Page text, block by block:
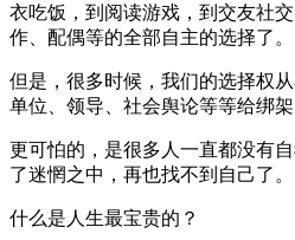
衣吃饭，到阅读游戏，到交友社
作、配偶等的全部自主的选择了。
但是，很多时候，我们的选择权
单位、领导、社会舆论等等给绑架
更可怕的，是很多人一直都没有
了迷惘之中，再也找不到自己了。
什么是人生最宝贵的？